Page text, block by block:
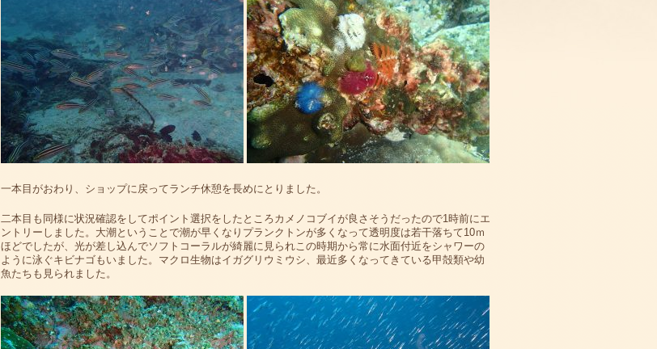
一本目がおわり、ショップに戻ってランチ休憩を長めにとりました。
二本目も同様に状況確認をしてポイント選択をしたところカメノコブイが良さそうだったので1時前にエ
ントリーしました。大潮ということで潮が早くなりプランクトンが多くなって透明度は若干落ちて10ｍ
ほどでしたが、光が差し込んでソフトコーラルが綺麗に見られこの時期から常に水面付近をシャワーの
ように泳ぐキビナゴもいました。マクロ生物はイガグリウミウシ、最近多くなってきている甲殻類や幼
魚たちも見られました。